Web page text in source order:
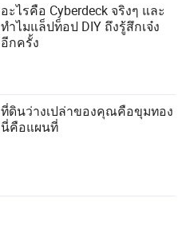
อะไรคือ Cyberdeck จริงๆ และ
ทำไมแล็ปท็อป DIY ถึงรู้สึกเจ๋ง
อีกครั้ง
ที่ดินว่างเปล่าของคุณคือขุมทอง
นี่คือแผนที่